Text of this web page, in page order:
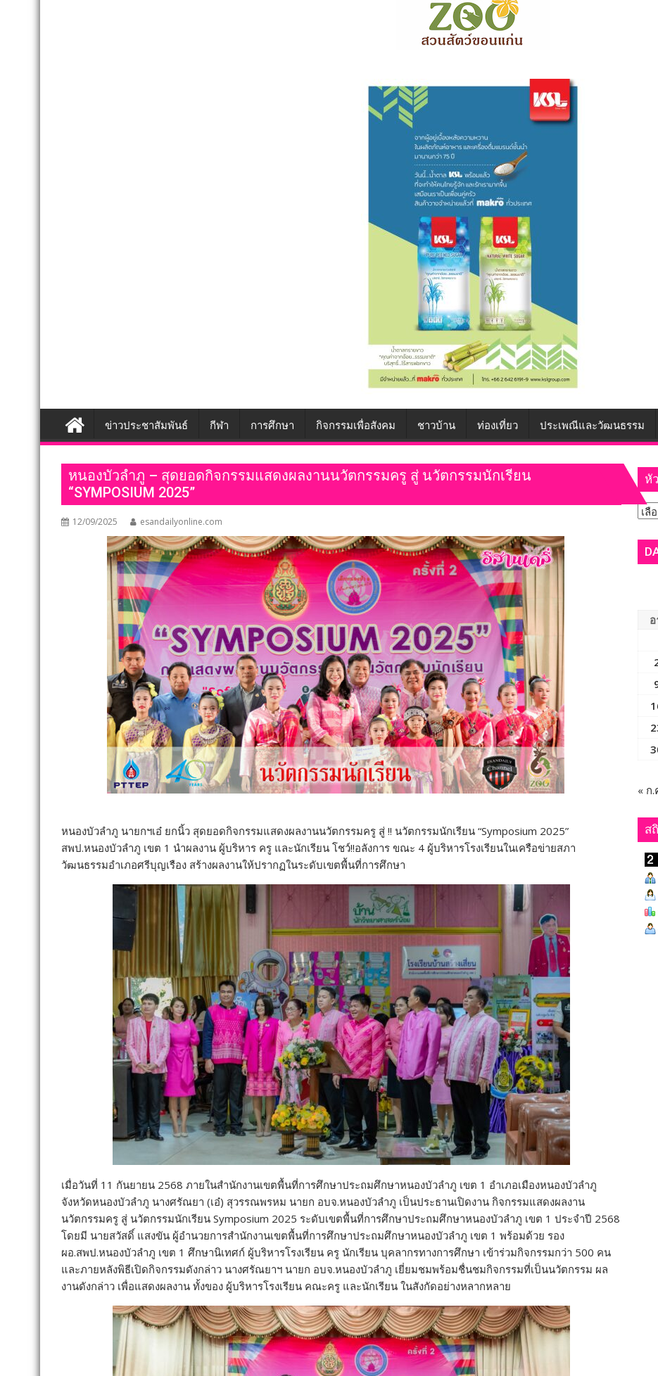
ข่าวประชาสัมพันธ์ กีฬา การศึกษา กิจกรรมเพื่อสังคม ชาวบ้าน ท่องเที่ยว ประเพณีและวัฒนธรรม
หนองบัวลำภู – สุดยอดกิจกรรมแสดงผลงานนวัตกรรมครู สู่ นวัตกรรมนักเรียน
“SYMPOSIUM 2025”
12/09/2025 esandailyonline.com
หนองบัวลำภู นายกฯเอ๋ ยกนิ้ว สุดยอดกิจกรรมแสดงผลงานนวัตกรรมครู สู่ !! นวัตกรรมนักเรียน “Symposium 2025”
สพป.หนองบัวลำภู เขต 1 นำผลงาน ผู้บริหาร ครู และนักเรียน โชว์!!อลังการ ขณะ 4 ผู้บริหารโรงเรียนในเครือข่ายสภา
วัฒนธรรมอำเภอศรีบุญเรือง สร้างผลงานให้ปรากฏในระดับเขตพื้นที่การศึกษา
เมื่อวันที่ 11 กันยายน 2568 ภายในสำนักงานเขตพื้นที่การศึกษาประถมศึกษาหนองบัวลำภู เขต 1 อำเภอเมืองหนองบัวลำภู
จังหวัดหนองบัวลำภู นางศรัณยา (เอ๋) สุวรรณพรหม นายก อบจ.หนองบัวลำภู เป็นประธานเปิดงาน กิจกรรมแสดงผลงาน
นวัตกรรมครู สู่ นวัตกรรมนักเรียน Symposium 2025 ระดับเขตพื้นที่การศึกษาประถมศึกษาหนองบัวลำภู เขต 1 ประจำปี 2568
โดยมี นายสวัสดิ์ แสงขัน ผู้อำนวยการสำนักงานเขตพื้นที่การศึกษาประถมศึกษาหนองบัวลำภู เขต 1 พร้อมด้วย รอง
ผอ.สพป.หนองบัวลำภู เขต 1 ศึกษานิเทศก์ ผู้บริหารโรงเรียน ครู นักเรียน บุคลากรทางการศึกษา เข้าร่วมกิจกรรมกว่า 500 คน
และภายหลังพิธีเปิดกิจกรรมดังกล่าว นางศรัณยาฯ นายก อบจ.หนองบัวลำภู เยี่ยมชมพร้อมชื่นชมกิจกรรมที่เป็นนวัตกรรม ผล
งานดังกล่าว เพื่อแสดงผลงาน ทั้งของ ผู้บริหารโรงเรียน คณะครู และนักเรียน ในสังกัดอย่างหลากหลาย
หั
หัว
อ
« ก.
ส